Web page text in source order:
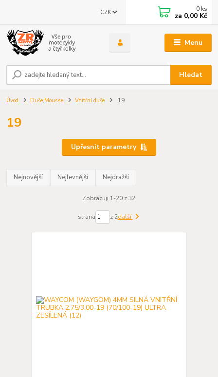
Menu
CZK
Hledat
0 ks
za 0,00 Kč
Úvod Duše,Mousse Vnitřní duše 19
19
Upřesnit parametry
Nejnovější Nejlevnější Nejdražší
Zobrazuji 1-20 z 32
strana z 2další